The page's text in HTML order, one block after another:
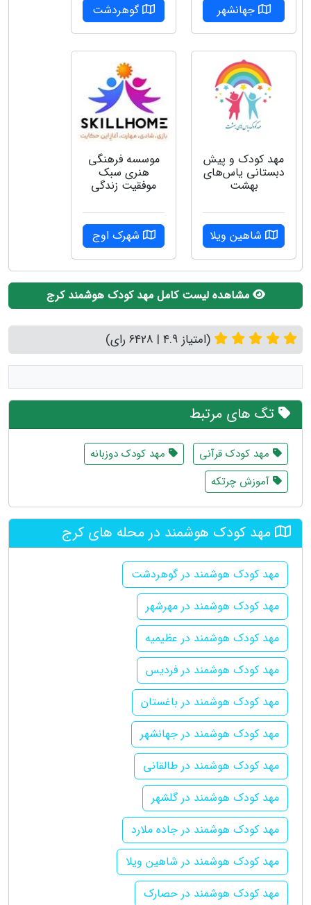
جهانشهر گوهردشت
مهد کودک و پیش
دبستانی یاس‌های
بهشت
شاهین ویلا
موسسه فرهنگی
هنری سبک
موفقیت زندگی
شهرک اوج
مشاهده لیست کامل مهد کودک هوشمند کرج
(امتیاز 4.9 | 6428 رای)
تگ های مرتبط
مهد کودک قرآنی
مهد کودک دوزبانه
آموزش چرتکه
مهد کودک هوشمند در محله های کرج
مهد کودک هوشمند در گوهردشت
مهد کودک هوشمند در مهرشهر
مهد کودک هوشمند در عظیمیه
مهد کودک هوشمند در فردیس
مهد کودک هوشمند در باغستان
مهد کودک هوشمند در جهانشهر
مهد کودک هوشمند در طالقانی
مهد کودک هوشمند در گلشهر
مهد کودک هوشمند در جاده ملارد
مهد کودک هوشمند در شاهین ویلا
مهد کودک هوشمند در حصارک